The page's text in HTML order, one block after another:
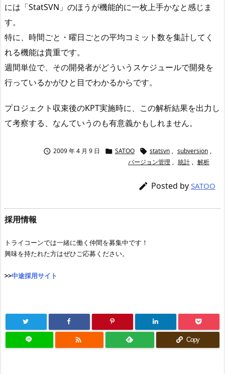
には「StatSVN」のほうが機能的に一枚上手かなと感じま
す。
特に、時間ごと・曜日ごとの平均コミット数を集計してく
れる機能は貴重です。
週間単位で、その開発者がどういうスケジュールで開発を
行っているかがひと目でわかるからです。
プロジェクト収束後のKPT実施時に、この解析結果を出力し
て考察する、なんていうのも有意義かもしれません。
 2009 年 4 月 9 日  SATOO  statsvn , subversion ,
バージョン管理 , 統計 , 解析
 Posted by SATOO
採用情報
トライコーンでは一緒に働く仲間を募集中です！
興味を持たれた方はぜひご応募ください。
>>中途採用サイト
 Copy